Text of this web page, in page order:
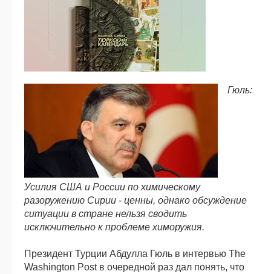
Гюль:
Усилия США и России по химическому
разоружению Сирии - ценны, однако обсуждение
ситуации в стране нельзя сводить
исключительно к проблеме химоружия.
Президент Турции Абдулла Гюль в интервью The
Washington Post в очередной раз дал понять, что